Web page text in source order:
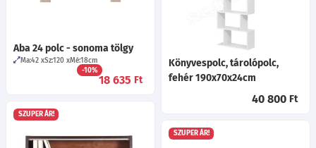
Aba 24 polc - sonoma tölgy
Ma:42 Sz:120 Mé:18cm
-10%
18 635 Ft
Könyvespolc, tárolópolc,
fehér 190x70x24cm
40 800 Ft
SZUPER ÁR!
SZUPER ÁR!